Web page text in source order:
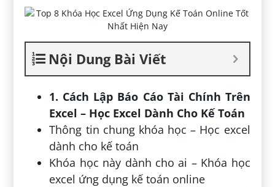
Nội Dung Bài Viết
1. Cách Lập Báo Cáo Tài Chính Trên
Excel – Học Excel Dành Cho Kế Toán
Thông tin chung khóa học – Học excel
dành cho kế toán
Khóa học này dành cho ai – Khóa học
excel ứng dụng kế toán online